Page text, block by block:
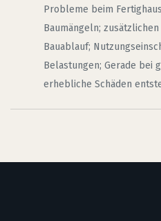
Probleme beim
Baumängeln;
Bauablauf;
Belastungen; Gerade bei
erhebliche Schäden